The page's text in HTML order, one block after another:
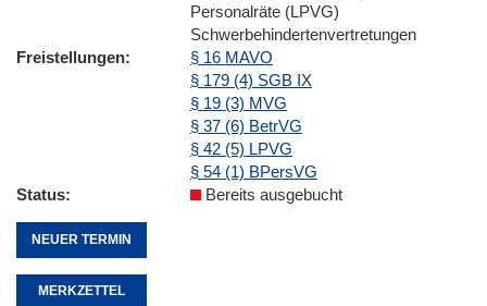
Personalräte (LPVG)
Schwerbehindertenvertretungen
Freistellungen
§ 16 MAVO
§ 179 (4) SGB IX
§ 19 (3) MVG
§ 37 (6) BetrVG
§ 42 (5) LPVG
§ 54 (1) BPersVG
Status
Bereits ausgebucht
NEUER TERMIN
MERKZETTEL